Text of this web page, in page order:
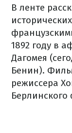
В ленте
1892 году в
Дагомея
Бенин).
режиссера
Берлинского